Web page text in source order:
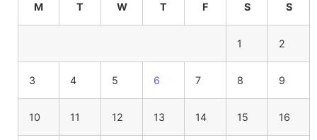
M T W T F S S
1 2
3 4 5 6 7 8 9
10 11 12 13 14 15 16